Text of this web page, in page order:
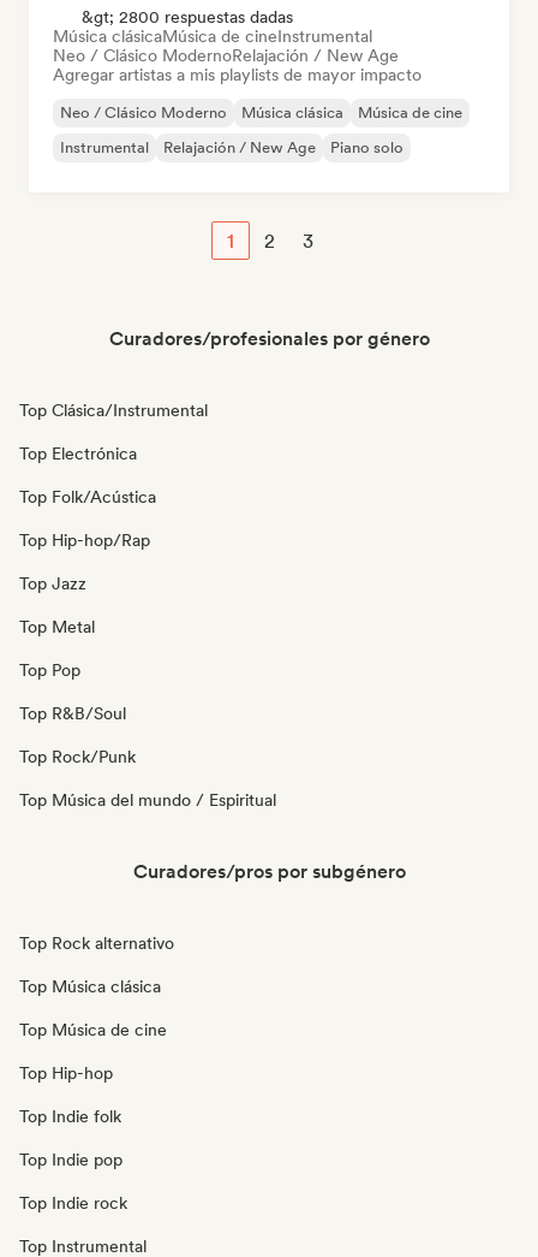
&gt; 2800 respuestas dadas
Música clásicaMúsica de cineInstrumental
Neo / Clásico ModernoRelajación / New Age
Agregar artistas a mis playlists de mayor impacto
Neo / Clásico Moderno Música clásica
Música de cine
Instrumental
Relajación / New Age Piano solo
1 2 3
Curadores/profesionales por género
Top Clásica/Instrumental
Top Electrónica
Top Folk/Acústica
Top Hip-hop/Rap
Top Jazz
Top Metal
Top Pop
Top R&B/Soul
Top Rock/Punk
Top Música del mundo / Espiritual
Curadores/pros por subgénero
Top Rock alternativo
Top Música clásica
Top Música de cine
Top Hip-hop
Top Indie folk
Top Indie pop
Top Indie rock
Top Instrumental